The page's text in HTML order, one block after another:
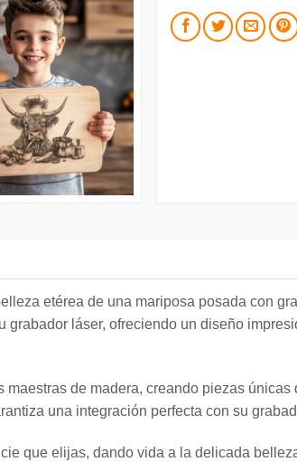
etérea de una mariposa posada con
láser, ofreciendo un diseño
de madera, creando piezas
una integración perfecta con su
que elijas, dando vida a la delicada